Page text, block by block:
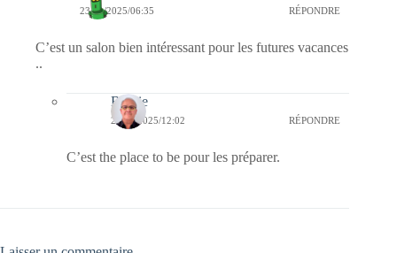
23/01/2025/06:35 RÉPONDRE
C’est un salon bien intéressant pour les futures vacances
..
Bernie
25/01/2025/12:02 RÉPONDRE
C’est the place to be pour les préparer.